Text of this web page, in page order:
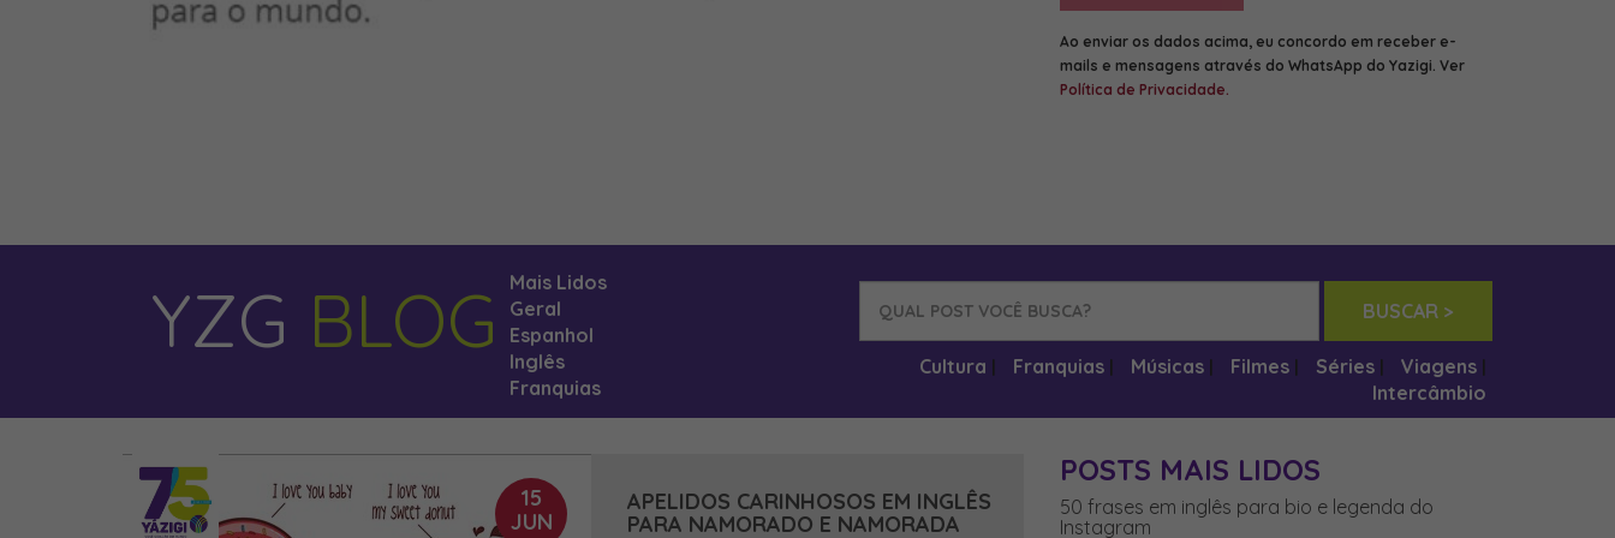
Ao enviar os dados acima, eu concordo em receber e-
mails e mensagens através do WhatsApp do Yazigi. Ver
Política de Privacidade.
YZG BLOG
Mais Lidos
Geral
Espanhol
Inglês
Franquias
BUSCAR >
Cultura Franquias Músicas Filmes Séries Viagens
Intercâmbio
15
JUN
APELIDOS CARINHOSOS EM INGLÊS
PARA NAMORADO E NAMORADA
POSTS MAIS LIDOS
50 frases em inglês para bio e legenda do
Instagram